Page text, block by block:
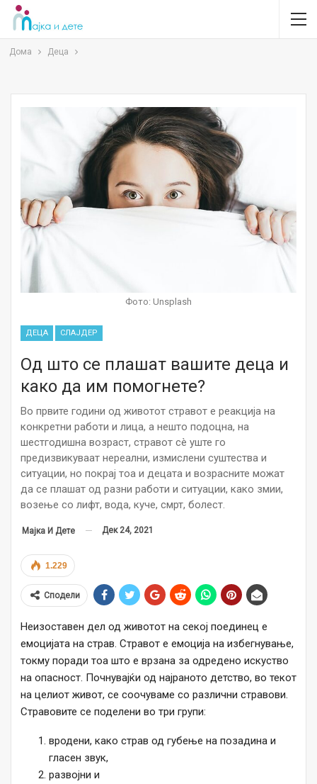
Дома Деца
Фото: Unsplash
ДЕЦА СЛАЈДЕР
Од што се плашат вашите деца и
како да им помогнете?
Во првите години од животот стравот е реакција на
конкретни работи и лица, а нешто подоцна, на
шестгодишна возраст, стравот сè уште го
предизвикуваат нереални, измислени суштества и
ситуации, но покрај тоа и децата и возрасните можат
да се плашат од разни работи и ситуации, како змии,
возење со лифт, вода, куче, смрт, болест.
Мајка И Дете Дек 24, 2021
1.229
Сподели
Неизоставен дел од животот на секој поединец е
емоцијата на страв. Стравот е емоција на избегнување,
токму поради тоа што е врзана за одредено искуство
на опасност. Почнувајќи од најраното детство, во текот
на целиот живот, се соочуваме со различни стравови.
Стравовите се поделени во три групи:
вродени, како страв од губење на позадина и
гласен звук,
развојни и